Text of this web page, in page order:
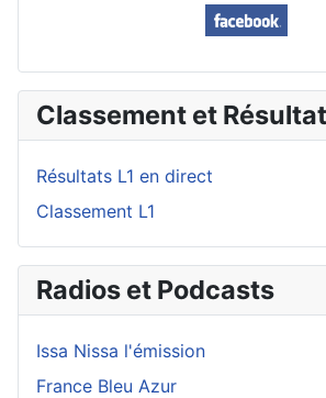
Classement et
Résultats L1 en direct
Classement L1
Radios et Podcasts
Issa Nissa l'émission
France Bleu Azur